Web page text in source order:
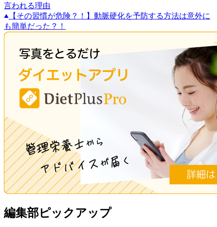
言われる理由
【その習慣が危険？！】動脈硬化を予防する方法は意外に
も簡単だった？！
編集部ピックアップ